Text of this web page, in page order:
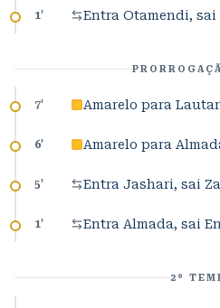
1' Entra Otamendi, sai
7' Amarelo para
6' Amarelo para
5' Entra Jashari, sai
1' Entra Almada, sai
2º